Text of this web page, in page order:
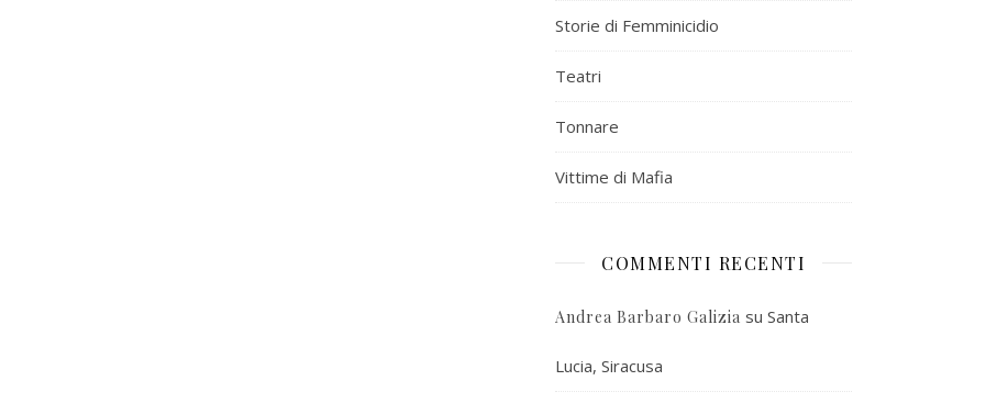
Storie di Femminicidio
Teatri
Tonnare
Vittime di Mafia
COMMENTI RECENTI
Andrea Barbaro Galizia su Santa
Lucia, Siracusa